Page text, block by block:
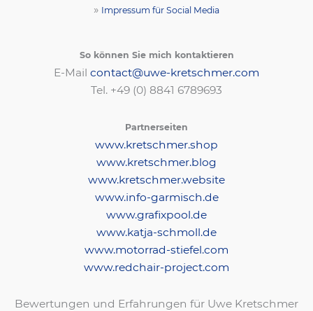
» Impressum für Social Media
So können Sie mich kontaktieren
E-Mail contact@uwe-kretschmer.com
Tel. +49 (0) 8841 6789693‬
Partnerseiten
www.kretschmer.shop
www.kretschmer.blog
www.kretschmer.website
www.info-garmisch.de
www.grafixpool.de
www.katja-schmoll.de
www.motorrad-stiefel.com
www.redchair-project.com
Bewertungen und Erfahrungen für Uwe Kretschmer